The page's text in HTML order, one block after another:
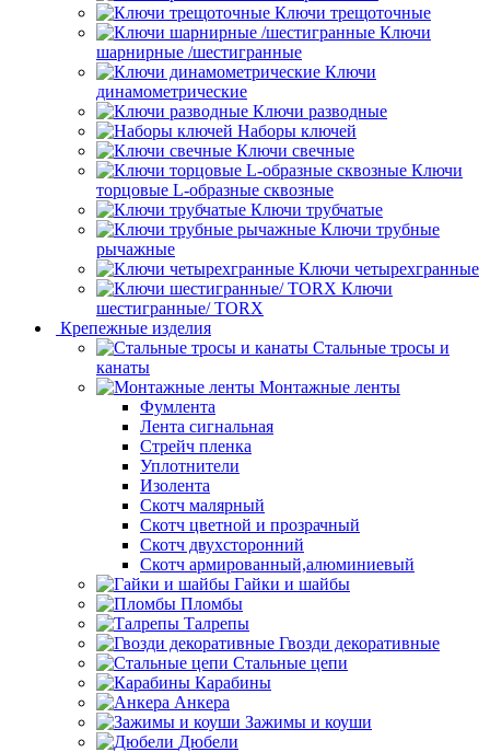
Ключи трещоточные
Ключи
шарнирные /шестигранные
Ключи
динамометрические
Ключи разводные
Наборы ключей
Ключи свечные
Ключи
торцовые L-образные сквозные
Ключи трубчатые
Ключи трубные
рычажные
Ключи четырехгранные
Ключи
шестигранные/ TORX
Крепежные изделия
Стальные тросы и
канаты
Монтажные ленты
Фумлента
Лента сигнальная
Стрейч пленка
Уплотнители
Изолента
Скотч малярный
Скотч цветной и прозрачный
Скотч двухсторонний
Скотч армированный,алюминиевый
Гайки и шайбы
Пломбы
Талрепы
Гвозди декоративные
Стальные цепи
Карабины
Анкера
Зажимы и коуши
Дюбели